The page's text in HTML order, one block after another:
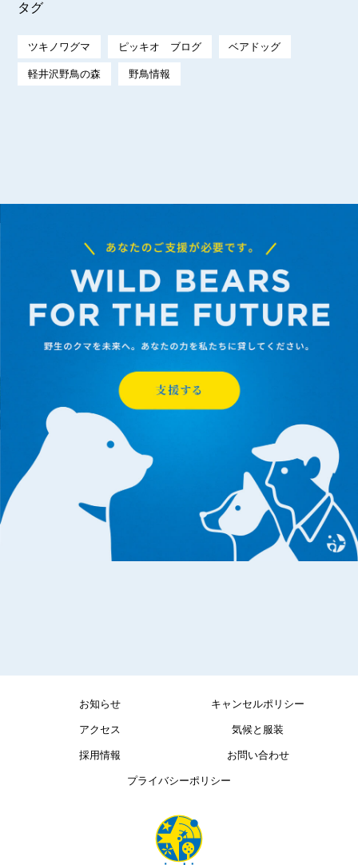
タグ
ツキノワグマ ピッキオ ブログ ベアドッグ
軽井沢野鳥の森 野鳥情報
お知らせ キャンセルポリシー
アクセス 気候と服装
採用情報 お問い合わせ
プライバシーポリシー